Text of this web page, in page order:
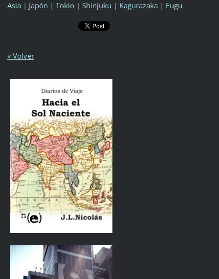
Asia | Japón | Tokio | Shinjuku | Kagurazaka | Fugu
« Volver